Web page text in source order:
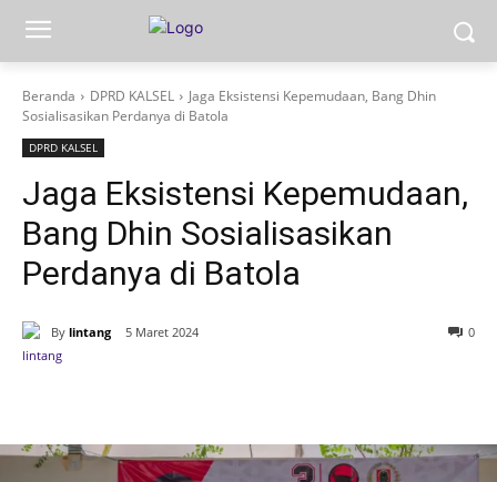
Beranda DPRD KALSEL
Jaga Eksistensi Kepemudaan, Bang Dhin
Sosialisasikan Perdanya di Batola
DPRD KALSEL
Jaga Eksistensi Kepemudaan,
Bang Dhin Sosialisasikan
Perdanya di Batola
By lintang 5 Maret 2024 0